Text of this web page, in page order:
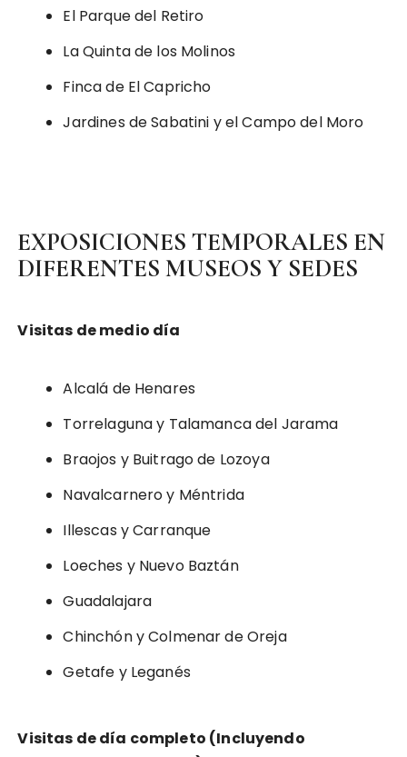
El Parque del Retiro
La Quinta de los Molinos
Finca de El Capricho
Jardines de Sabatini y el Campo del Moro
EXPOSICIONES TEMPORALES EN
DIFERENTES MUSEOS Y SEDES
Visitas de medio día
Alcalá de Henares
Torrelaguna y Talamanca del Jarama
Braojos y Buitrago de Lozoya
Navalcarnero y Méntrida
Illescas y Carranque
Loeches y Nuevo Baztán
Guadalajara
Chinchón y Colmenar de Oreja
Getafe y Leganés
Visitas de día completo (Incluyendo